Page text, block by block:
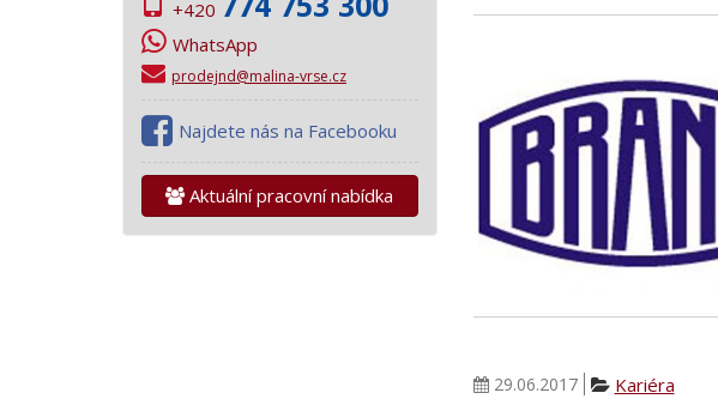
+420
WhatsApp
prodejnd@malina-vrse.cz
Najdete nás na Facebooku
Aktuální pracovní nabídka
29.06.2017 Kariéra